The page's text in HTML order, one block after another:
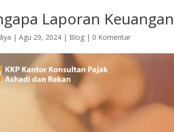
Laporan
|Agu 29, 2024 | Blog | 0 Komentar